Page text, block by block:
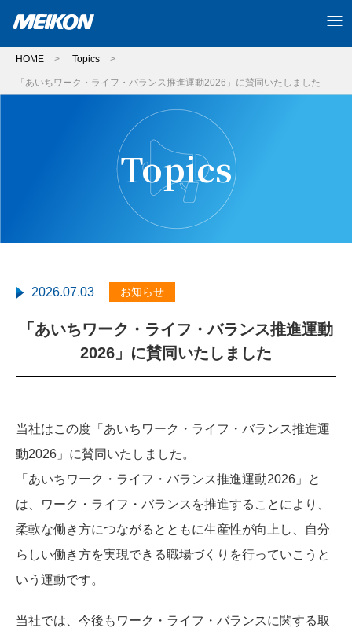
HOME > Topics >
「あいちワーク・ライフ・バランス推進運動2026」に賛同いたしました
Topics
2026.07.03 お知らせ
「あいちワーク・ライフ・バランス推進運動
2026」に賛同いたしました
当社はこの度「あいちワーク・ライフ・バランス推進運
動2026」に賛同いたしました。
「あいちワーク・ライフ・バランス推進運動2026」と
は、ワーク・ライフ・バランスを推進することにより、
柔軟な働き方につながるとともに生産性が向上し、自分
らしい働き方を実現できる職場づくりを行っていこうと
いう運動です。
当社では、今後もワーク・ライフ・バランスに関する取